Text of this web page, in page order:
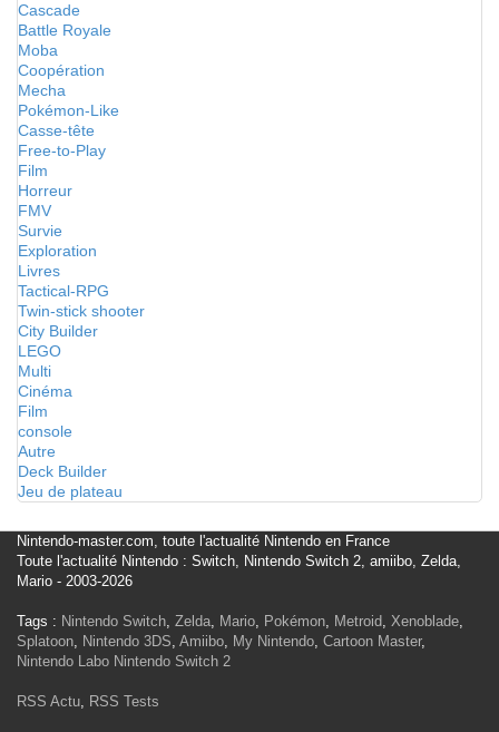
Cascade
Battle Royale
Moba
Coopération
Mecha
Pokémon-Like
Casse-tête
Free-to-Play
Film
Horreur
FMV
Survie
Exploration
Livres
Tactical-RPG
Twin-stick shooter
City Builder
LEGO
Multi
Cinéma
Film
console
Autre
Deck Builder
Jeu de plateau
Nintendo-master.com, toute l'actualité Nintendo en France
Toute l'actualité Nintendo : Switch, Nintendo Switch 2, amiibo, Zelda,
Mario - 2003-2026
Tags : Nintendo Switch, Zelda, Mario, Pokémon, Metroid, Xenoblade,
Splatoon, Nintendo 3DS, Amiibo, My Nintendo, Cartoon Master,
Nintendo Labo Nintendo Switch 2
RSS Actu, RSS Tests